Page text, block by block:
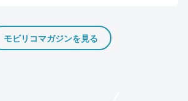
モビリコマガジンを見る